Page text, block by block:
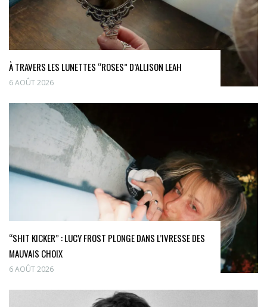
À TRAVERS LES LUNETTES “ROSES” D’ALLISON LEAH
6 AOÛT 2026
“SHIT KICKER” : LUCY FROST PLONGE DANS L’IVRESSE DES
MAUVAIS CHOIX
6 AOÛT 2026